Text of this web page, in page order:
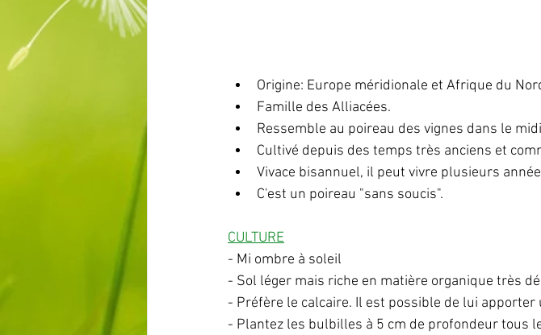
Origine: Europe méridionale et Afrique du
Famille des Alliacées.
Ressemble au poireau des vignes dans le
Cultivé depuis des temps très anciens et
Vivace bisannuel, il peut vivre plusieurs
C'est un poireau "sans soucis".
CULTURE
- Mi ombre à soleil
- Sol léger mais riche en matière organique très
- Préfère le calcaire. Il est possible de lui apporter
- Plantez les bulbilles à 5 cm de profondeur tous